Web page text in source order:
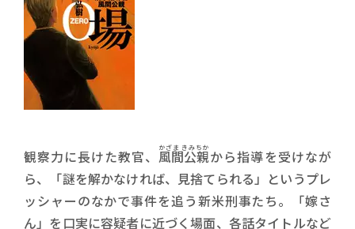
観察力に長けた教官、 風間公親
かざま きみちか から指導を受けなが
ら、「謎を解かなければ、見捨てられる」というプレ
ッシャーのなかで事件を追う新米刑事たち。「嫁さ
ん」を口実に容疑者に近づく場面、各話タイトルなど